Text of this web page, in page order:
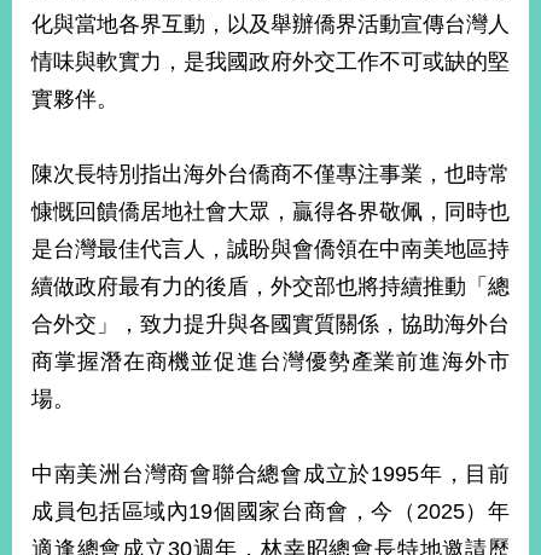
頁
站
導
覽
關
於
本
部
新
聞
中
心
外
交
資
訊
與
地
化與當地各界互動，以及舉辦僑界活動宣傳台灣人
情味與軟實力，是我國政府外交工作不可或缺的堅
實夥伴。
陳次長特別指出海外台僑商不僅專注事業，也時常
慷慨回饋僑居地社會大眾，贏得各界敬佩，同時也
是台灣最佳代言人，誠盼與會僑領在中南美地區持
續做政府最有力的後盾，外交部也將持續推動「總
合外交」，致力提升與各國實質關係，協助海外台
商掌握潛在商機並促進台灣優勢產業前進海外市
場。
中南美洲台灣商會聯合總會成立於1995年，目前
成員包括區域內19個國家台商會，今（2025）年
適逢總會成立30週年，林幸昭總會長特地邀請歷